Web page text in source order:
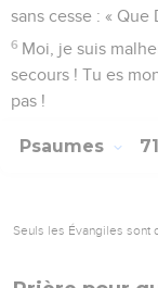
sans cesse : « Que
6 Moi, je suis
secours ! Tu es
pas !
Psaumes 71
Seuls les Évangiles sont